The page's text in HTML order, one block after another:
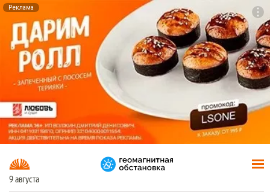
Реклама
9 августа